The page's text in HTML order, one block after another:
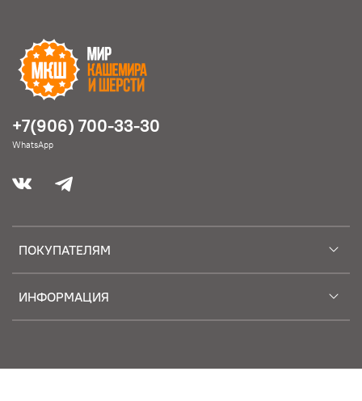
ПОКУПАТЕЛЯМ
ИНФОРМАЦИЯ
+7(906) 700-33-30
WhatsApp